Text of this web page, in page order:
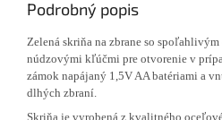
Podrobný popis
Zelená skriňa na zbrane so
núdzovými kľúčmi pre otvorenie v
zámok napájaný 1,5V AA batériami a
dlhých zbraní.
Skriňa je vyrobená z kvalitného